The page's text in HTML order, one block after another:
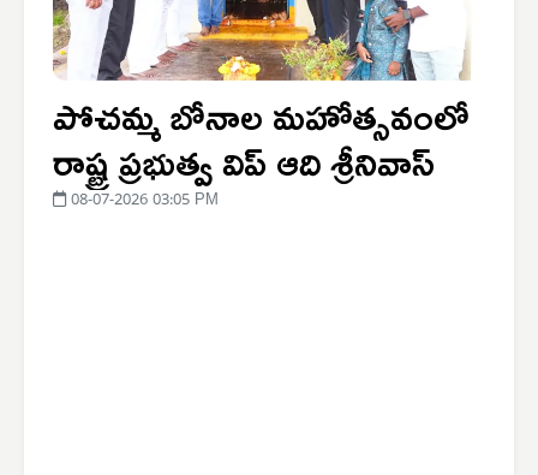
పోచమ్మ బోనాల మహోత్సవంలో
రాష్ట్ర ప్రభుత్వ విప్ ఆది శ్రీనివాస్
08-07-2026 03:05 PM